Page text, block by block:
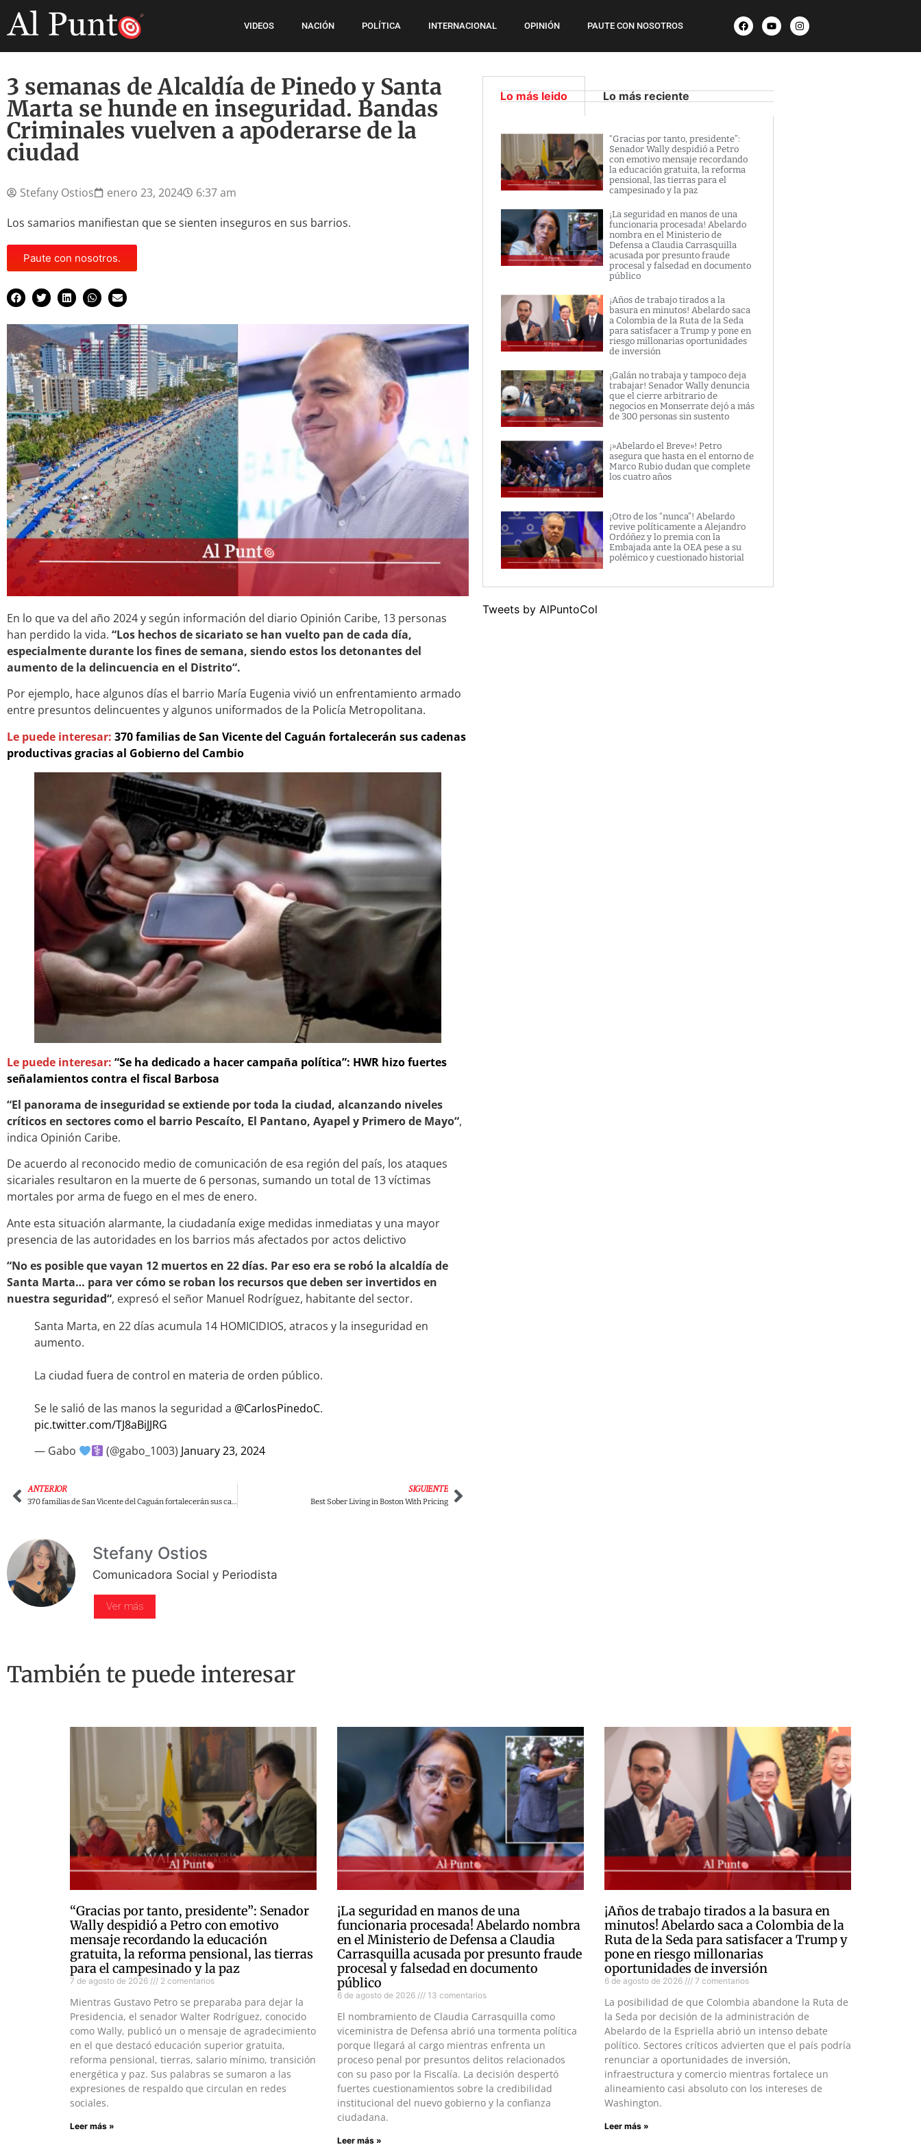
VIDEOS NACIÓN POLÍTICA INTERNACIONAL OPINIÓN PAUTE CON NOSOTROS
3 semanas de Alcaldía de Pinedo y Santa
Marta se hunde en inseguridad. Bandas
Criminales vuelven a apoderarse de la
ciudad
Stefany Ostios enero 23, 2024
6:37 am
Los samarios manifiestan que se sienten inseguros en sus barrios.
Paute con nosotros.
En lo que va del año 2024 y según información del diario Opinión Caribe, 13 personas
han perdido la vida. “Los hechos de sicariato se han vuelto pan de cada día,
especialmente durante los fines de semana, siendo estos los detonantes del
aumento de la delincuencia en el Distrito“.
Por ejemplo, hace algunos días el barrio María Eugenia vivió un enfrentamiento armado
entre presuntos delincuentes y algunos uniformados de la Policía Metropolitana.
Le puede interesar: 370 familias de San Vicente del Caguán fortalecerán sus cadenas
productivas gracias al Gobierno del Cambio
Le puede interesar: “Se ha dedicado a hacer campaña política”: HWR hizo fuertes
señalamientos contra el fiscal Barbosa
“El panorama de inseguridad se extiende por toda la ciudad, alcanzando niveles
críticos en sectores como el barrio Pescaíto, El Pantano, Ayapel y Primero de Mayo“,
indica Opinión Caribe.
De acuerdo al reconocido medio de comunicación de esa región del país, los ataques
sicariales resultaron en la muerte de 6 personas, sumando un total de 13 víctimas
mortales por arma de fuego en el mes de enero.
Ante esta situación alarmante, la ciudadanía exige medidas inmediatas y una mayor
presencia de las autoridades en los barrios más afectados por actos delictivo
“No es posible que vayan 12 muertos en 22 días. Par eso era se robó la alcaldía de
Santa Marta… para ver cómo se roban los recursos que deben ser invertidos en
nuestra seguridad“, expresó el señor Manuel Rodríguez, habitante del sector.
Santa Marta, en 22 días acumula 14 HOMICIDIOS, atracos y la inseguridad en
aumento.
La ciudad fuera de control en materia de orden público.
Se le salió de las manos la seguridad a @CarlosPinedoC.
pic.twitter.com/TJ8aBiJJRG
— Gabo
(@gabo_1003) January 23, 2024
ANTERIOR
370 familias de San Vicente del Caguán fortalecerán sus cadenas productivas gracias al Gobierno del Cambio
SIGUIENTE
Best Sober Living in Boston With Pricing
Lo más leido Lo más reciente
“Gracias por tanto, presidente”:
Senador Wally despidió a Petro
con emotivo mensaje recordando
la educación gratuita, la reforma
pensional, las tierras para el
campesinado y la paz
¡La seguridad en manos de una
funcionaria procesada! Abelardo
nombra en el Ministerio de
Defensa a Claudia Carrasquilla
acusada por presunto fraude
procesal y falsedad en documento
público
¡Años de trabajo tirados a la
basura en minutos! Abelardo saca
a Colombia de la Ruta de la Seda
para satisfacer a Trump y pone en
riesgo millonarias oportunidades
de inversión
¡Galán no trabaja y tampoco deja
trabajar! Senador Wally denuncia
que el cierre arbitrario de
negocios en Monserrate dejó a más
de 300 personas sin sustento
¡»Abelardo el Breve»! Petro
asegura que hasta en el entorno de
Marco Rubio dudan que complete
los cuatro años
¡Otro de los “nunca”! Abelardo
revive políticamente a Alejandro
Ordóñez y lo premia con la
Embajada ante la OEA pese a su
polémico y cuestionado historial
Tweets by AlPuntoCol
Stefany Ostios
Comunicadora Social y Periodista
Ver más
También te puede interesar
“Gracias por tanto, presidente”: Senador
Wally despidió a Petro con emotivo
mensaje recordando la educación
gratuita, la reforma pensional, las tierras
para el campesinado y la paz
7 de agosto de 2026 2 comentarios
Mientras Gustavo Petro se preparaba para dejar la
Presidencia, el senador Walter Rodríguez, conocido
como Wally, publicó un o mensaje de agradecimiento
en el que destacó educación superior gratuita,
reforma pensional, tierras, salario mínimo, transición
energética y paz. Sus palabras se sumaron a las
expresiones de respaldo que circulan en redes
sociales.
Leer más »
¡La seguridad en manos de una
funcionaria procesada! Abelardo nombra
en el Ministerio de Defensa a Claudia
Carrasquilla acusada por presunto fraude
procesal y falsedad en documento
público
6 de agosto de 2026 13 comentarios
El nombramiento de Claudia Carrasquilla como
viceministra de Defensa abrió una tormenta política
porque llegará al cargo mientras enfrenta un
proceso penal por presuntos delitos relacionados
con su paso por la Fiscalía. La decisión despertó
fuertes cuestionamientos sobre la credibilidad
institucional del nuevo gobierno y la confianza
ciudadana.
Leer más »
¡Años de trabajo tirados a la basura en
minutos! Abelardo saca a Colombia de la
Ruta de la Seda para satisfacer a Trump y
pone en riesgo millonarias
oportunidades de inversión
6 de agosto de 2026 7 comentarios
La posibilidad de que Colombia abandone la Ruta de
la Seda por decisión de la administración de
Abelardo de la Espriella abrió un intenso debate
político. Sectores críticos advierten que el país podría
renunciar a oportunidades de inversión,
infraestructura y comercio mientras fortalece un
alineamiento casi absoluto con los intereses de
Washington.
Leer más »